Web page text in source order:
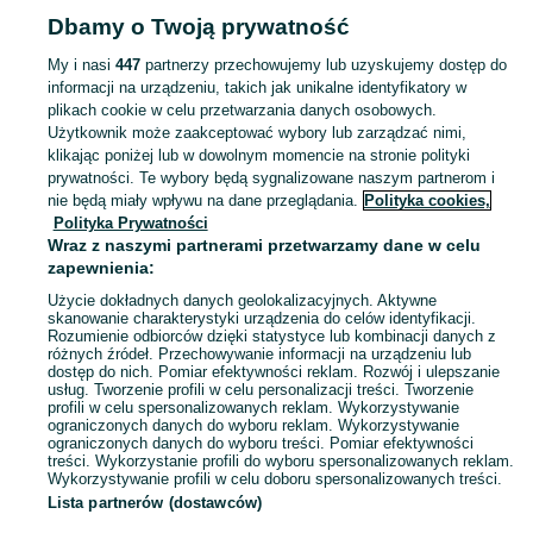
DOM I OGRÓD
KATEGORIA
Zobacz
Mapa kategorii
Mapa miejscowości
Mapa ministron
Popularne wyszukiwania
Dbamy o Twoją prywatność
My i nasi 447partnerzy przechowujemy lub uzyskujemy dostęp do
informacji na urządzeniu, takich jak unikalne identyfikatory w
plikach cookie w celu przetwarzania danych osobowych.
Użytkownik może zaakceptować wybory lub zarządzać nimi,
klikając poniżej lub w dowolnym momencie na stronie polityki
prywatności. Te wybory będą sygnalizowane naszym partnerom i
nie będą miały wpływu na dane przeglądania. Polityka cookies,
Polityka Prywatności
Wraz z naszymi partnerami przetwarzamy dane w celu
zapewnienia:
Użycie dokładnych danych geolokalizacyjnych. Aktywne
skanowanie charakterystyki urządzenia do celów identyfikacji.
Rozumienie odbiorców dzięki statystyce lub kombinacji danych z
różnych źródeł. Przechowywanie informacji na urządzeniu lub
dostęp do nich. Pomiar efektywności reklam. Rozwój i ulepszanie
usług. Tworzenie profili w celu personalizacji treści. Tworzenie
profili w celu spersonalizowanych reklam. Wykorzystywanie
ograniczonych danych do wyboru reklam. Wykorzystywanie
ograniczonych danych do wyboru treści. Pomiar efektywności
treści. Wykorzystanie profili do wyboru spersonalizowanych reklam.
Wykorzystywanie profili w celu doboru spersonalizowanych treści.
Lista partnerów (dostawców)